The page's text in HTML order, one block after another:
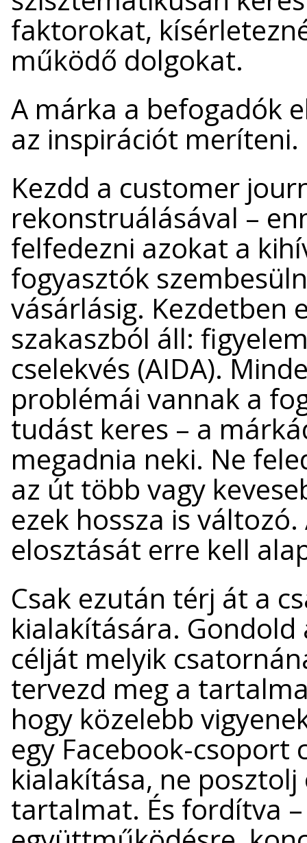
faktorokat,
működő dolgokat.
A márka a befogadók
az inspirációt meríteni.
Kezdd a customer
rekonstruálásával –
felfedezni azokat a
fogyasztók
vásárlásig. Kezdetben
szakaszból áll:
cselekvés (AIDA).
problémái vannak a
tudást keres – a
megadnia neki. Ne
az út több vagy
ezek hossza is
elosztását erre kell
Csak ezután térj át a
kialakítására.
célját melyik
tervezd meg a
hogy közelebb
egy Facebook-
kialakítása, ne
tartalmat. És fordítva